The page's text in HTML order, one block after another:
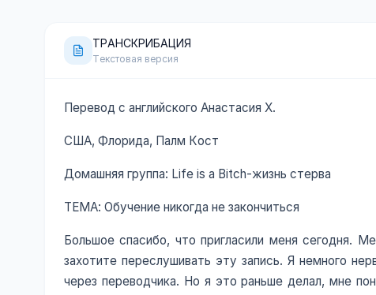
ТРАНСКРИБАЦИЯ
Текстовая версия
Перевод с английского Анастасия Х.
США, Флорида, Палм Кост
Домашняя группа: Life is a Bitch-жизнь стерва
ТЕМА: Обучение никогда не закончиться
Большое спасибо, что пригласили меня сегодня.
захотите переслушивать эту запись. Я немного
через переводчика. Но я это раньше делал, мне